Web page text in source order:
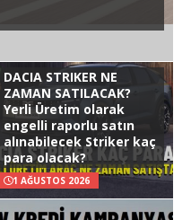
DACIA STRIKER NE
ZAMAN SATILACAK?
Yerli Üretim olarak
engelli raporlu satın
alınabilecek Striker kaç
para olacak?
1 AĞUSTOS 2026